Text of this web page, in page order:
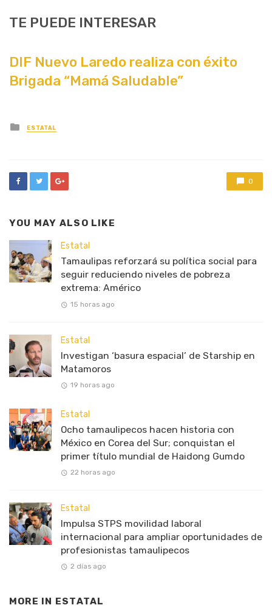
TE PUEDE INTERESAR
DIF Nuevo Laredo realiza con éxito
Brigada “Mamá Saludable”
Posted
in
ESTATAL
0
YOU MAY ALSO LIKE
Estatal
Tamaulipas reforzará su política social para
seguir reduciendo niveles de pobreza
extrema: Américo
15 horas ago
Estatal
Investigan ‘basura espacial’ de Starship en
Matamoros
19 horas ago
Estatal
Ocho tamaulipecos hacen historia con
México en Corea del Sur; conquistan el
primer título mundial de Haidong Gumdo
22 horas ago
Estatal
Impulsa STPS movilidad laboral
internacional para ampliar oportunidades de
profesionistas tamaulipecos
2 días ago
MORE IN ESTATAL